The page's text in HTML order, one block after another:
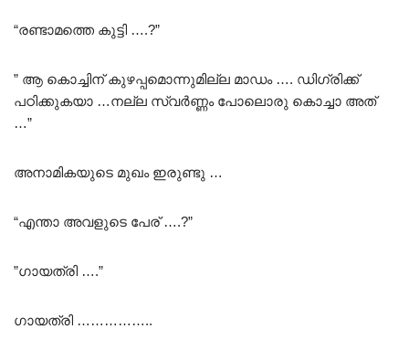
“രണ്ടാമത്തെ കുട്ടി ….?”
” ആ കൊച്ചിന് കുഴപ്പമൊന്നുമില്ല മാഡം …. ഡിഗ്രിക്ക്
പഠിക്കുകയാ …നല്ല സ്വർണ്ണം പോലൊരു കൊച്ചാ അത്
…”
അനാമികയുടെ മുഖം ഇരുണ്ടു …
“എന്താ അവളുടെ പേര് ….?”
”ഗായത്രി ….”
ഗായത്രി ……………..